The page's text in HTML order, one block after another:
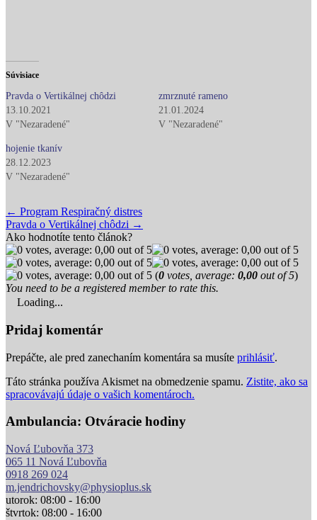
Súvisiace
Pravda o Vertikálnej chôdzi
13.10.2021
V "Nezaradené"
zmrznuté rameno
21.01.2024
V "Nezaradené"
hojenie tkanív
28.12.2023
V "Nezaradené"
Post
navigation
← Program Respiračný distres
Pravda o Vertikálnej chôdzi →
Ako hodnotíte tento článok?
(0 votes, average: 0,00 out of 5)
You need to be a registered member to rate this.
Loading...
Pridaj komentár
Prepáčte, ale pred zanechaním komentára sa musíte prihlásiť.
Táto stránka používa Akismet na obmedzenie spamu. Zistite, ako sa
spracovávajú údaje o vašich komentároch.
Ambulancia: Otváracie hodiny
Nová Ľubovňa 373
065 11 Nová Ľubovňa
0918 269 024
m.jendrichovsky@physioplus.sk
utorok: 08:00 - 16:00
štvrtok: 08:00 - 16:00